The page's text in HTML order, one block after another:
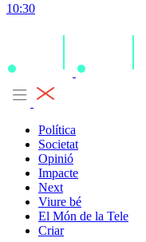
10:30
Política
Societat
Opinió
Impacte
Next
Viure bé
El Món de la Tele
Criar